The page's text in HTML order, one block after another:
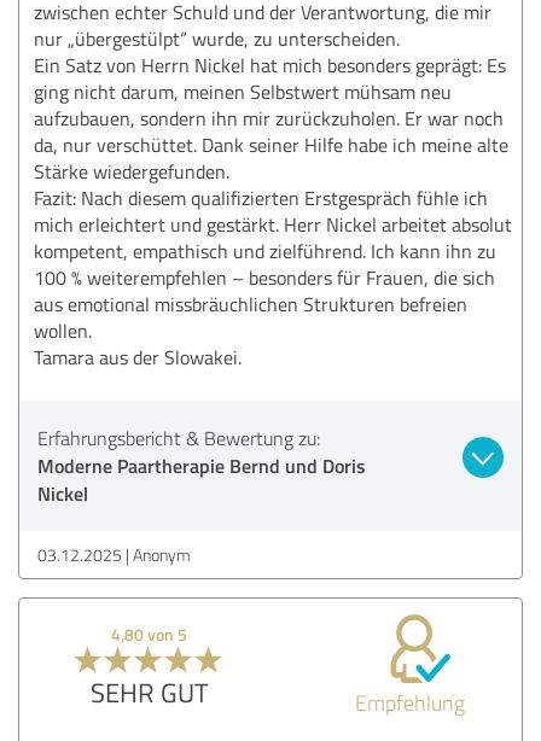
zwischen echter Schuld und der Verantwortung, die mir
nur „übergestülpt“ wurde, zu unterscheiden.
Ein Satz von Herrn Nickel hat mich besonders geprägt: Es
ging nicht darum, meinen Selbstwert mühsam neu
aufzubauen, sondern ihn mir zurückzuholen. Er war noch
da, nur verschüttet. Dank seiner Hilfe habe ich meine alte
Stärke wiedergefunden.
Fazit: Nach diesem qualifizierten Erstgespräch fühle ich
mich erleichtert und gestärkt. Herr Nickel arbeitet absolut
kompetent, empathisch und zielführend. Ich kann ihn zu
100 % weiterempfehlen – besonders für Frauen, die sich
aus emotional missbräuchlichen Strukturen befreien
wollen.
Tamara aus der Slowakei.
Erfahrungsbericht & Bewertung zu:
Moderne Paartherapie Bernd und Doris
Nickel
03.12.2025 Anonym
4,80 von 5
SEHR GUT Empfehlung